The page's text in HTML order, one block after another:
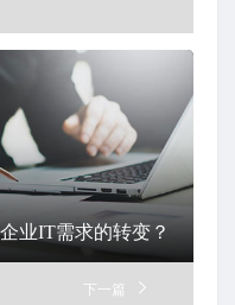
业IT需求的转变？
下一篇